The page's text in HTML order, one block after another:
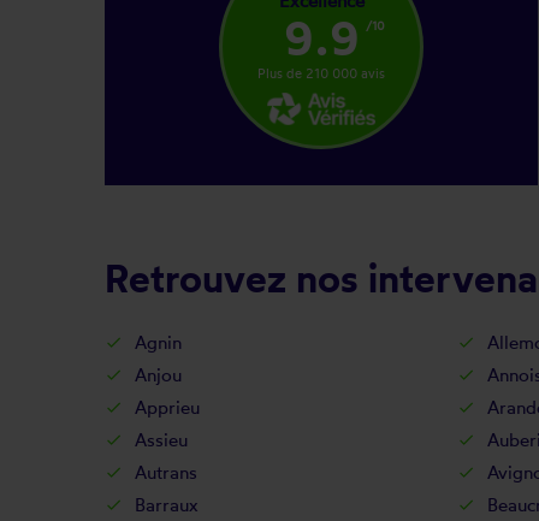
9.9 /10
Plus de 210 000 avis
Retrouvez nos
Agnin
Anjou
Apprieu
Assieu
Autrans
Barraux